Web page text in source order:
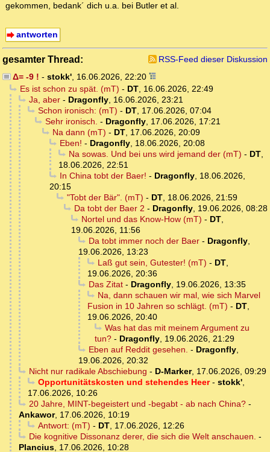
gekommen, bedank´ dich u.a. bei Butler et al.
antworten
gesamter Thread:
RSS-Feed dieser Diskussion
Δ= -9 ! - stokk', 16.06.2026, 22:20
Es ist schon zu spät. (mT) - DT, 16.06.2026, 22:49
Ja, aber- Dragonfly, 16.06.2026, 23:21
Schon ironisch: (mT) - DT, 17.06.2026, 07:04
Sehr ironisch. - Dragonfly, 17.06.2026, 17:21
Na dann (mT) - DT, 17.06.2026, 20:09
Eben! - Dragonfly, 18.06.2026, 20:08
Na sowas. Und bei uns wird jemand der (mT) - DT,
18.06.2026, 22:51
In China tobt der Baer! - Dragonfly, 18.06.2026,
20:15
"Tobt der Bär". (mT) - DT, 18.06.2026, 21:59
Da tobt der Baer 2 - Dragonfly, 19.06.2026, 08:28
Nortel und das Know-How (mT) - DT,
19.06.2026, 11:56
Da tobt immer noch der Baer- Dragonfly,
19.06.2026, 13:23
Laß gut sein, Gutester! (mT) - DT,
19.06.2026, 20:36
Das Zitat- Dragonfly, 19.06.2026, 13:35
Na, dann schauen wir mal, wie sich Marvel
Fusion in 10 Jahren so schlägt. (mT) - DT,
19.06.2026, 20:40
Was hat das mit meinem Argument zu
tun? - Dragonfly, 19.06.2026, 21:29
Eben auf Reddit gesehen. - Dragonfly,
19.06.2026, 20:32
Nicht nur radikale Abschiebung - D-Marker, 17.06.2026, 09:29
Opportunitätskosten und stehendes Heer- stokk',
17.06.2026, 10:26
20 Jahre, MINT-begeistert und -begabt - ab nach China?-
Ankawor, 17.06.2026, 10:19
Antwort: (mT) - DT, 17.06.2026, 12:26
Die kognitive Dissonanz derer, die sich die Welt anschauen. -
Plancius, 17.06.2026, 10:28